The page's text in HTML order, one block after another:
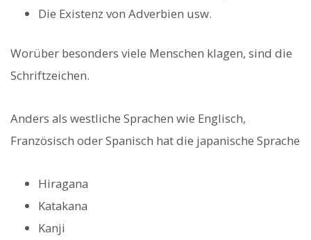
Die Existenz von Adverbien usw.
Worüber besonders viele Menschen klagen, sind die
Schriftzeichen.
Anders als westliche Sprachen wie Englisch,
Französisch oder Spanisch hat die japanische Sprache
Hiragana
Katakana
Kanji